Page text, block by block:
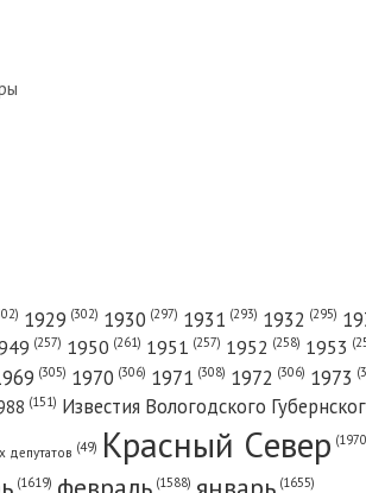
1929 (302) 1930 (297) 1931 (293) 1932 (295)
(257) 1950 (261) 1951 (257) 1952 (258) 1953
(305) 1970 (306) 1971 (308) 1972 (306) 1973
(151) Известия Вологодского
депутатов (49) Красный Cевер
(1619) (1588) (1655)